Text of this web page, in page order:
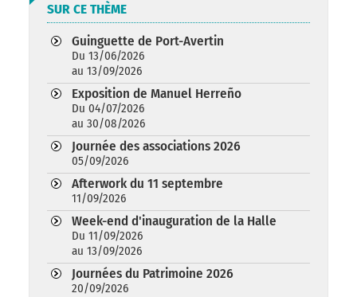
SUR CE THÈME
Guinguette de Port-Avertin
Du 13/06/2026
au 13/09/2026
Exposition de Manuel Herreño
Du 04/07/2026
au 30/08/2026
Journée des associations 2026
05/09/2026
Afterwork du 11 septembre
11/09/2026
Week-end d'inauguration de la Halle
Du 11/09/2026
au 13/09/2026
Journées du Patrimoine 2026
20/09/2026